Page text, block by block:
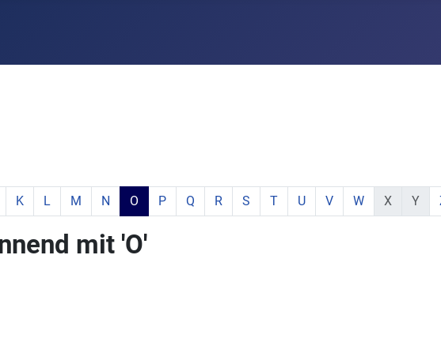
Buchstabe:
mit Buchstabe:
mit Buchstabe:
Elemente mit Buchstabe:
zeige Elemente mit Buchstabe:
K zeige Elemente mit Buchstabe:
L zeige Elemente mit Buchstabe:
M zeige Elemente mit Buchstabe:
N aktiver Buchstabe:
O zeige Elemente mit Buchstabe:
P zeige Elemente mit Buchstabe:
Q zeige Elemente mit Buchstabe:
R zeige Elemente mit Buchstabe:
S zeige Elemente mit Buchstabe:
T zeige Elemente mit
U zeige Elemente mit
V zeige Elemente
W keine
X keine
Y
mit 'O'